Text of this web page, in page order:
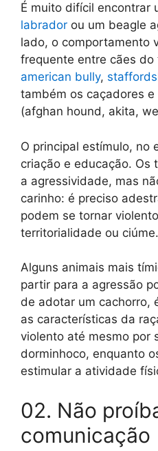
É muito difícil encontrar
labrador ou um beagle
lado, o comportamento
frequente entre cães do
american bully,
também os caçadores
(afghan hound, akita,
O principal estímulo, no
criação e educação. Os
a agressividade, mas
carinho: é preciso
podem se tornar
territorialidade ou ciúme.
Alguns animais mais
partir para a agressão
de adotar um cachorro,
as características da
violento até mesmo por
dorminhoco, enquanto
estimular a atividade
02. Não
comunicação